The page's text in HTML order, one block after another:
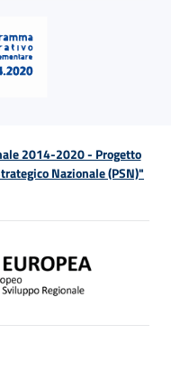
2014-2020 - Progetto
Nazionale (PSN)"